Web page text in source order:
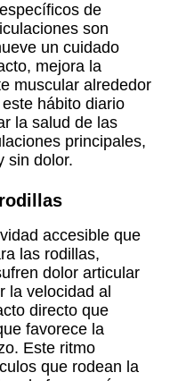
de
son
un cuidado
mejora la
muscular alrededor
hábito diario
la salud de las
principales,
sin dolor.
accesible que
las rodillas,
dolor articular
la velocidad al
directo que
favorece la
Este ritmo
que rodean la